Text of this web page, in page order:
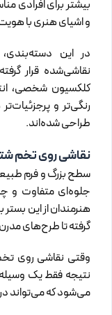
بیشتر برای افرادی
و اشیای هنری با
در این
نقاشی‌شده قرار
کلکسیون شخصی،
رنگی‌تر و
طراحی شده‌اند.
نقاشی روی تخم
سطح بزرگ و فرم
جلوه‌ای متفاوت و
هنرمندان از این
گرفته تا طرح‌های مدرن
وقتی نقاشی روی
نتیجه فقط یک
می‌شود که می‌تواند